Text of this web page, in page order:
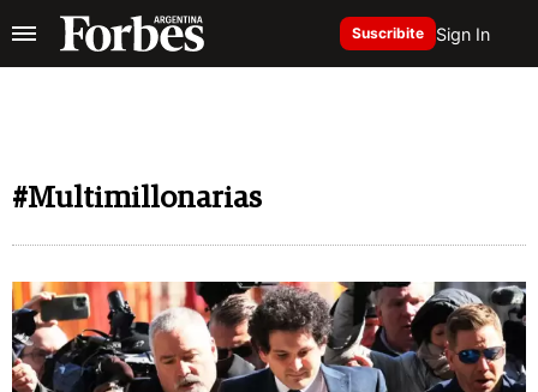
Suscribite Sign In
#Multimillonarias